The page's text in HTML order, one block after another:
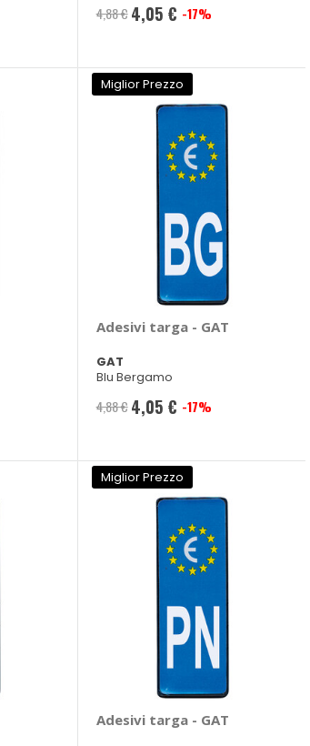
4,88 € Prezzo
4,05 € -17%
Miglior Prezzo
Adesivi targa - GAT
GAT
Blu Bergamo
4,88 € Prezzo
4,05 € -17%
Miglior Prezzo
Adesivi targa - GAT